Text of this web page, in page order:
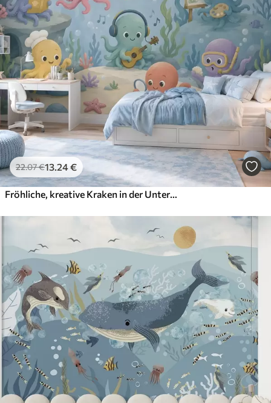
22.07€13.24€
Fröhliche, kreative Kraken in der Unterwasserwelt